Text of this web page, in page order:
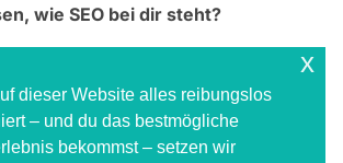
wie SEO bei dir steht?
dieser Website alles reibungslos
– und du das bestmögliche
bekommst – setzen wir
x